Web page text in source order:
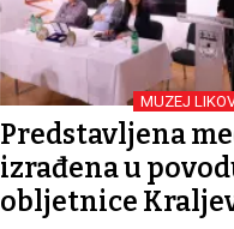
MUZEJ
Predstavljena
izrađena u
obljetnice